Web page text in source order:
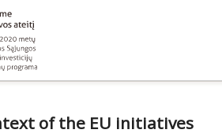
of the EU initiatives